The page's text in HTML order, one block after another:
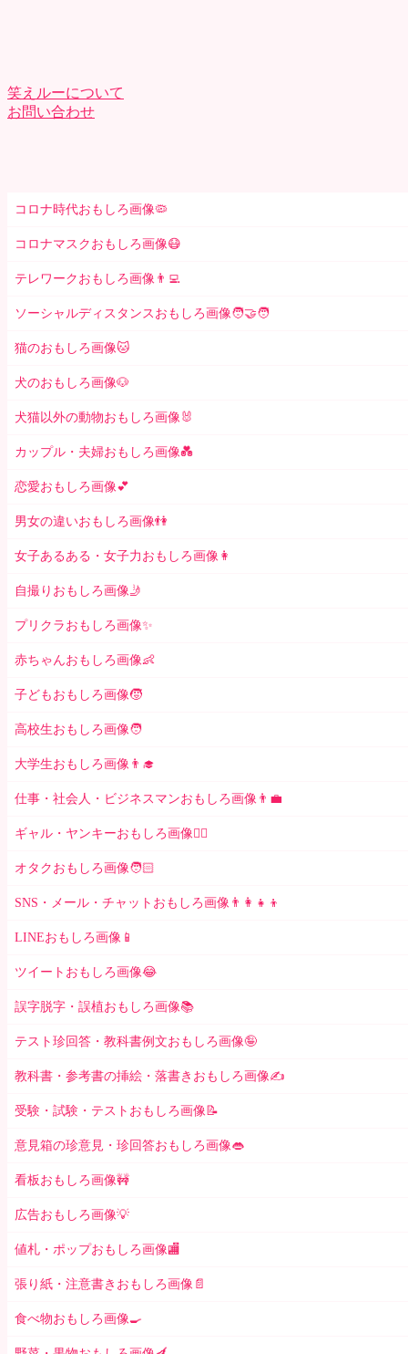
笑えルーについて
お問い合わせ
コロナ時代おもしろ画像🦠
コロナマスクおもしろ画像😷
テレワークおもしろ画像👨‍💻
ソーシャルディスタンスおもしろ画像🧑‍🤝‍🧑
猫のおもしろ画像🐱
犬のおもしろ画像🐶
犬猫以外の動物おもしろ画像🐰
カップル・夫婦おもしろ画像💑
恋愛おもしろ画像💕
男女の違いおもしろ画像👫
女子あるある・女子力おもしろ画像👩
自撮りおもしろ画像🤳
プリクラおもしろ画像✨
赤ちゃんおもしろ画像👶
子どもおもしろ画像🧒
高校生おもしろ画像🧑
大学生おもしろ画像👨‍🎓
仕事・社会人・ビジネスマンおもしろ画像👨‍💼
ギャル・ヤンキーおもしろ画像👱‍♀️
オタクおもしろ画像🧑🏻
SNS・メール・チャットおもしろ画像👨‍👩‍👧‍👦
LINEおもしろ画像📱
ツイートおもしろ画像😂
誤字脱字・誤植おもしろ画像📚
テスト珍回答・教科書例文おもしろ画像🤪
教科書・参考書の挿絵・落書きおもしろ画像✍️
受験・試験・テストおもしろ画像📝
意見箱の珍意見・珍回答おもしろ画像👄
看板おもしろ画像🚧
広告おもしろ画像💡
値札・ポップおもしろ画像🏬
張り紙・注意書きおもしろ画像📄
食べ物おもしろ画像🍳